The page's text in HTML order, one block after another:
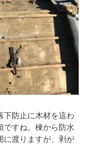
下防止に木材を這わ
ですね。棟から防水
に渡りますが、剥が